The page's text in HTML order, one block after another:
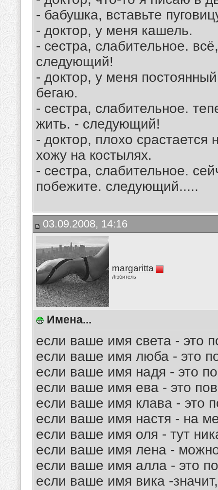
- бабушка, вставьте
- доктор, у меня кашель.
- сестра, слабительное.
следующий!
- доктор, у меня
бегаю.
- сестра, слабительное.
жить. - следующий!
- доктор, плохо срастается
хожу на костылях.
- сестра, слабительное.
побежите. следующий.....
03.09.2008, 14:16
margaritta
Любитель
Имена...
если ваше имя света - это
если ваше имя люба - это
если ваше имя надя - это
если ваше имя ева - это
если ваше имя клава - это
если ваше имя настя - на
если ваше имя оля - тут
если ваше имя лена -
если ваше имя алла - это
если ваше имя вика -